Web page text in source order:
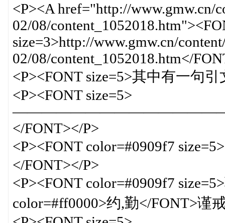
<P><A href="http://www.gmw.cn/
02/08/
size=3>http://www.gmw.cn/
02/08/content_1052018.htm</
<P><FONT size=5>其中有一句
<P><FONT size=5>
</FONT></P>
<P><FONT color=#0909f7
</FONT></P>
<P><FONT color=#0909f7
color=#ff0000>约,勤</FONT>谨